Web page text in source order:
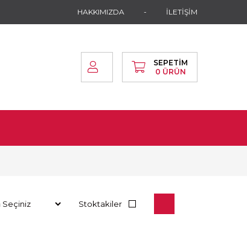
HAKKIMIZDA İLETİŞİM
SEPETIM
0 ÜRÜN
Stoktakiler